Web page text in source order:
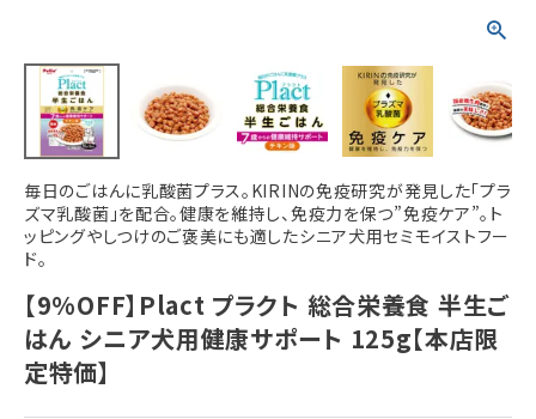
毎日のごはんに乳酸菌プラス。KIRINの免疫研究が発見した「プラ
ズマ乳酸菌」を配合。健康を維持し、免疫力を保つ”免疫ケア”。ト
ッピングやしつけのご褒美にも適したシニア犬用セミモイストフー
ド。
【9%OFF】Plact プラクト 総合栄養食 半生ご
はん シニア犬用健康サポート 125g【本店限
定特価】